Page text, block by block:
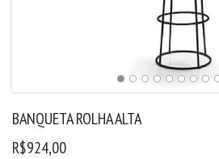
BANQUETA ROLHA ALTA
R$924,00